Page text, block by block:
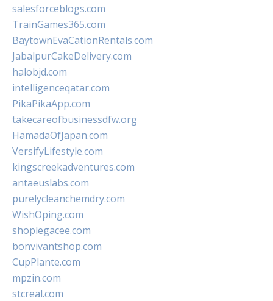
salesforceblogs.com
TrainGames365.com
BaytownEvaCationRentals.com
JabalpurCakeDelivery.com
halobjd.com
intelligenceqatar.com
PikaPikaApp.com
takecareofbusinessdfw.org
HamadaOfJapan.com
VersifyLifestyle.com
kingscreekadventures.com
antaeuslabs.com
purelycleanchemdry.com
WishOping.com
shoplegacee.com
bonvivantshop.com
CupPlante.com
mpzin.com
stcreal.com